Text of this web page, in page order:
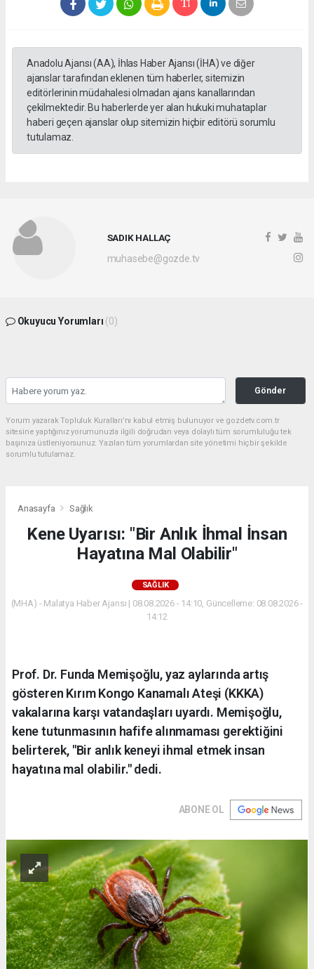
Anadolu Ajansı (AA), İhlas Haber Ajansı (İHA) ve diğer
ajanslar tarafından eklenen tüm haberler, sitemizin
editörlerinin müdahalesi olmadan ajans kanallarından
çekilmektedir. Bu haberlerde yer alan hukuki muhataplar
haberi geçen ajanslar olup sitemizin hiçbir editörü sorumlu
tutulamaz.
SADIK HALLAÇ
muhasebe@gozde.tv
Okuyucu Yorumları (0)
Gönder
Yorum yazarak Topluluk Kuralları’nı kabul etmiş bulunuyor ve gozdetv.com.tr
sitesine yaptığınız yorumunuzla ilgili doğrudan veya dolaylı tüm sorumluluğu tek
başınıza üstleniyorsunuz. Yazılan tüm yorumlardan site yönetimi hiçbir şekilde
sorumlu tutulamaz.
Anasayfa Sağlık
Kene Uyarısı: "Bir Anlık İhmal İnsan
Hayatına Mal Olabilir"
SAĞLIK
(MHA) - Malatya Haber Ajansı | 08.08.2026 - 14:10, Güncelleme: 08.08.2026 -
14:12
Prof. Dr. Funda Memişoğlu, yaz aylarında artış
gösteren Kırım Kongo Kanamalı Ateşi (KKKA)
vakalarına karşı vatandaşları uyardı. Memişoğlu,
kene tutunmasının hafife alınmaması gerektiğini
belirterek, "Bir anlık keneyi ihmal etmek insan
hayatına mal olabilir." dedi.
ABONE OL